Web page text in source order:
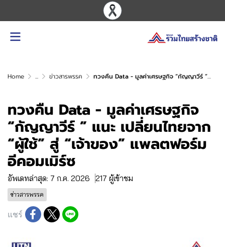
Home ... ข่าวสารพรรค ทวงคืน Data - มูลค่าเศรษฐกิจ “กัญญาวีร์ ” แนะ เปลี่ยนไทยจาก “ผู้ใช้” สู่ “เจ้าของ” แพลตฟอร์มอีคอมเมิร์ซ
ทวงคืน Data - มูลค่าเศรษฐกิจ
“กัญญาวีร์ ” แนะ เปลี่ยนไทยจาก
“ผู้ใช้” สู่ “เจ้าของ” แพลตฟอร์ม
อีคอมเมิร์ซ
อัพเดทล่าสุด: 7 ก.ค. 2026 217 ผู้เข้าชม
ข่าวสารพรรค
แชร์